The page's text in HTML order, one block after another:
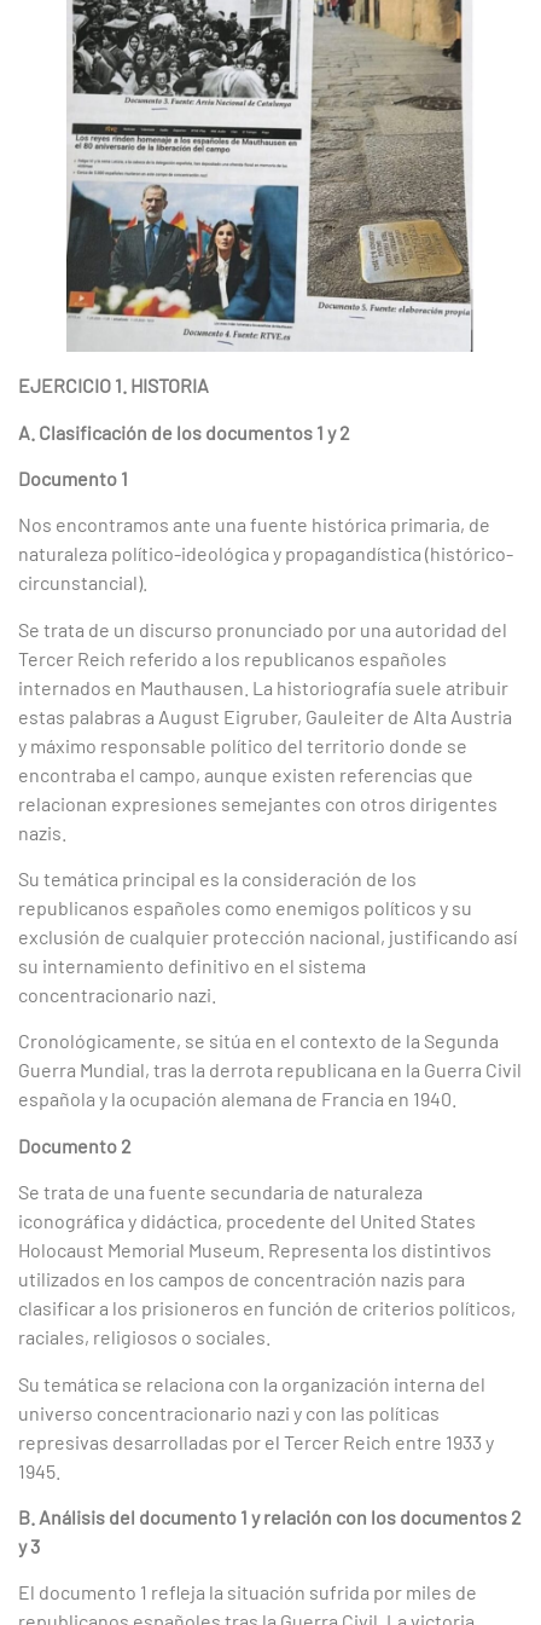
EJERCICIO 1. HISTORIA
A. Clasificación de los documentos 1 y 2
Documento 1
Nos encontramos ante una fuente histórica primaria, de
naturaleza político-ideológica y propagandística (histórico-
circunstancial).
Se trata de un discurso pronunciado por una autoridad del
Tercer Reich referido a los republicanos españoles
internados en Mauthausen. La historiografía suele atribuir
estas palabras a August Eigruber, Gauleiter de Alta Austria
y máximo responsable político del territorio donde se
encontraba el campo, aunque existen referencias que
relacionan expresiones semejantes con otros dirigentes
nazis.
Su temática principal es la consideración de los
republicanos españoles como enemigos políticos y su
exclusión de cualquier protección nacional, justificando así
su internamiento definitivo en el sistema
concentracionario nazi.
Cronológicamente, se sitúa en el contexto de la Segunda
Guerra Mundial, tras la derrota republicana en la Guerra Civil
española y la ocupación alemana de Francia en 1940.
Documento 2
Se trata de una fuente secundaria de naturaleza
iconográfica y didáctica, procedente del United States
Holocaust Memorial Museum. Representa los distintivos
utilizados en los campos de concentración nazis para
clasificar a los prisioneros en función de criterios políticos,
raciales, religiosos o sociales.
Su temática se relaciona con la organización interna del
universo concentracionario nazi y con las políticas
represivas desarrolladas por el Tercer Reich entre 1933 y
1945.
B. Análisis del documento 1 y relación con los documentos 2
y 3
El documento 1 refleja la situación sufrida por miles de